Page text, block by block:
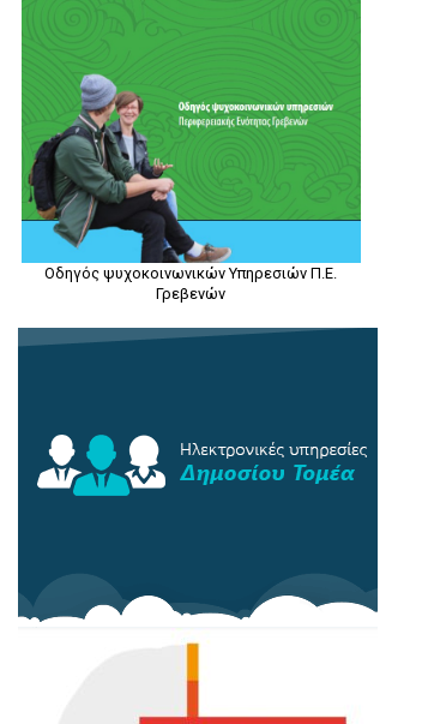
Οδηγός ψυχοκοινωνικών Υπηρεσιών Π.Ε.
Γρεβενών